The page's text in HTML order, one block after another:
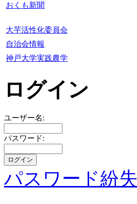
おくも新聞
大芋活性化委員会
自治会情報
神戸大学実践農学
ログイン
ユーザー名:
パスワード:
パスワード紛失